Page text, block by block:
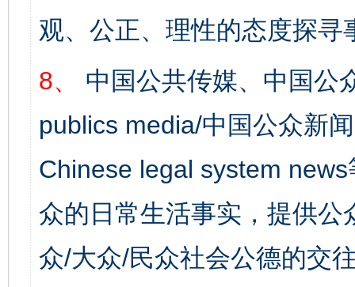
观、公正、理性的态度探寻
8、
中国公共传媒、中国公
publics media/中国公众新
Chinese legal system
众的日常生活事实，提供
众/大众/民众社会公德的交